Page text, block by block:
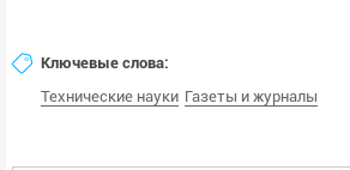
Ключевые слова:
Технические науки Газеты и журналы